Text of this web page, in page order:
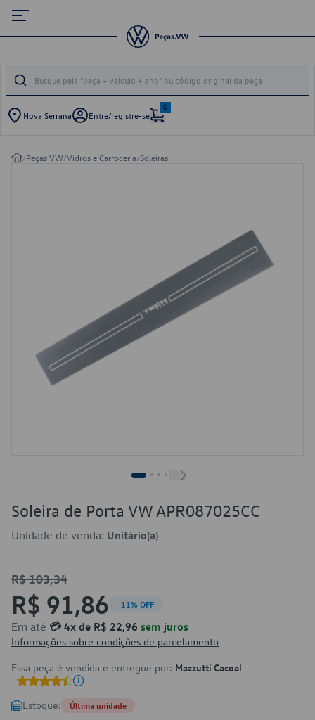
Nova Serrana Entre/registre-se
0
/Peças VW/Vidros e Carroceria/Soleiras
Soleira de Porta VW APR087025CC
Unidade de venda: Unitário(a)
R$ 103,34
R$ 91,86 -11% OFF
Em até 💳 4x de R$ 22,96 sem juros
Informações sobre condições de parcelamento
Essa peça é vendida e entregue por: Mazzutti Cacoal
Estoque: Última unidade